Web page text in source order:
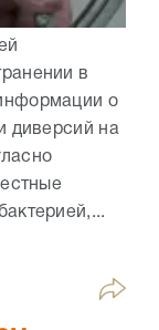
в
о
диверсий на